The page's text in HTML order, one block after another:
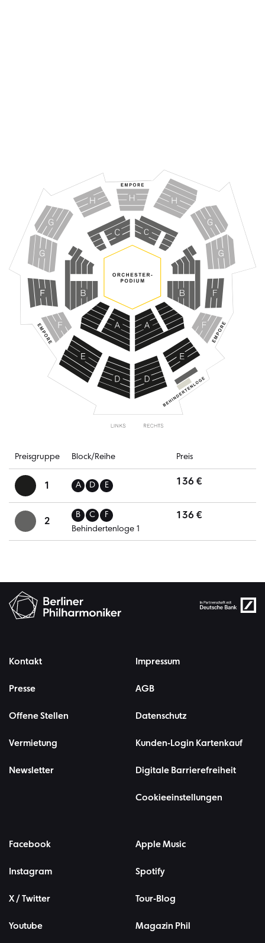
Preisgruppe Block/Reihe Preis
1 A D E 136 €
2
B C
F
Behindertenloge 1
136 €
Kontakt
Presse
Offene Stellen
Vermietung
Newsletter
Impressum
AGB
Datenschutz
Kunden-Login Kartenkauf
Digitale Barrierefreiheit
Cookieeinstellungen
Facebook
Instagram
X / Twitter
Youtube
Apple Music
Spotify
Tour-Blog
Magazin Phil